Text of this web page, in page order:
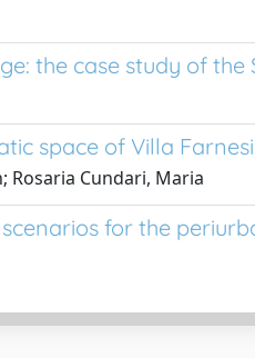
the case study of the
space of Villa
Rosaria Cundari, Maria
for the